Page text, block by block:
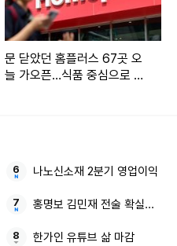
문 닫았던 홈플러스 67곳 오
늘 가오픈…식품 중심으로 문
버
나노신소재 2분기 영업이익
홍명보 김민재 전술 확실한 감
한가인 유튜브 삶 마감